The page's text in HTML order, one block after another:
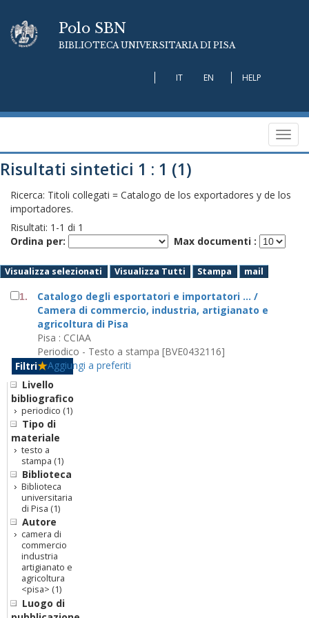
Polo SBN
BIBLIOTECA UNIVERSITARIA DI PISA
IT EN HELP
Risultati sintetici 1 : 1 (1)
Ricerca: Titoli collegati = Catalogo de los exportadores y de los
importadores.
Risultati: 1 -1 di 1
Ordina per:
Max documenti :
Visualizza selezionati Visualizza Tutti Stampa mail
1.
Catalogo degli esportatori e importatori ... /
Camera di commercio, industria, artigianato e
agricoltura di Pisa
Pisa : CCIAA
Periodico - Testo a stampa [BVE0432116]
Aggiungi a preferiti
Filtri
Livello
bibliografico
periodico (1)
Tipo di
materiale
testo a
stampa (1)
Biblioteca
Biblioteca
universitaria
di Pisa (1)
Autore
camera di
commercio
industria
artigianato e
agricoltura
<pisa> (1)
Luogo di